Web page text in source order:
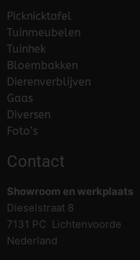
Picknicktafel
Tuinmeubelen
Tuinhek
Bloembakken
Dierenverblijven
Gaas
Diversen
Foto’s
Contact
Showroom en werkplaats
Dieselstraat 8
7131 PC Lichtenvoorde
Nederland